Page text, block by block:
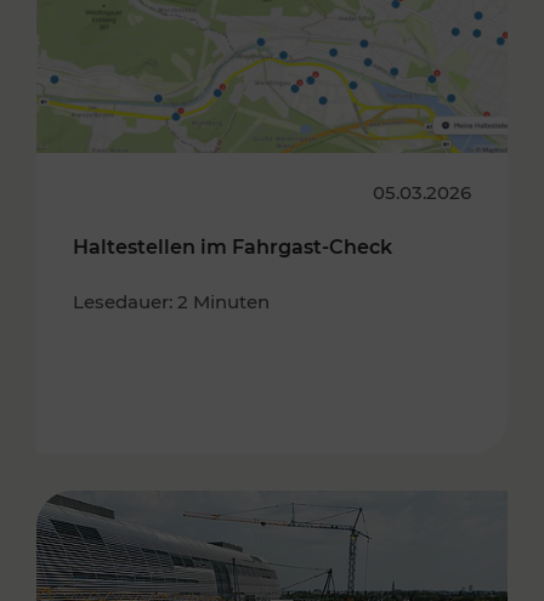
05.03.2026
Haltestellen im Fahrgast-Check
Lesedauer: 2 Minuten